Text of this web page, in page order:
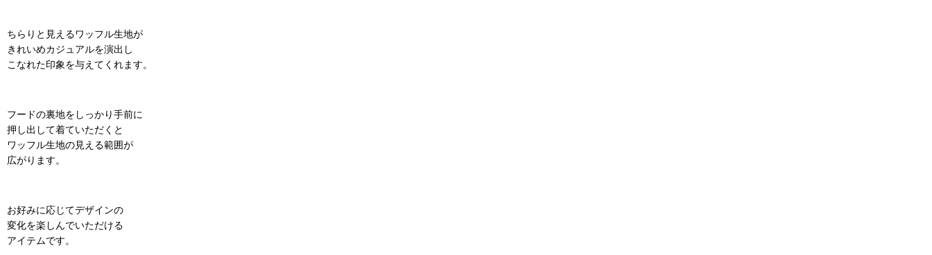
ちらりと見えるワッフル生地が
きれいめカジュアルを演出し
こなれた印象を与えてくれます。
フードの裏地をしっかり手前に
押し出して着ていただくと
ワッフル生地の見える範囲が
広がります。
お好みに応じてデザインの
変化を楽しんでいただける
アイテムです。